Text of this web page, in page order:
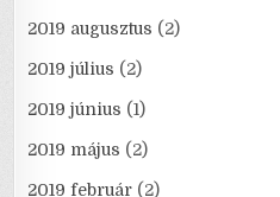
2019 augusztus (2)
2019 július (2)
2019 június (1)
2019 május (2)
2019 február (2)